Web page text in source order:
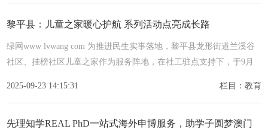
黎平县：儿童之家暖心护航 系列活动点亮成长路
绿网www lvwang com 为推进民生实事落地，黎平县龙形街道兰溪谷
社区、挂榜社区儿童之家作为服务阵地，在社工驻点支持下，于9月
2025-09-23 14:15:31
栏目：教育
先理知学REAL PhD一站式海外申博服务，助学子圆梦澳门